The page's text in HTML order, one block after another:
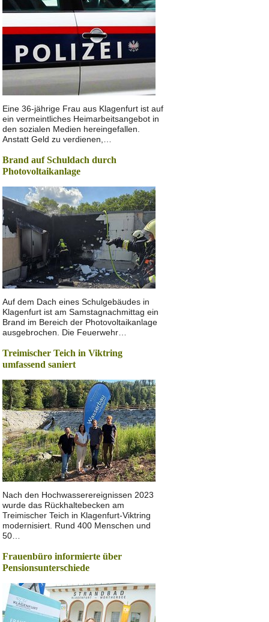
Eine 36-jährige Frau aus Klagenfurt ist auf
ein vermeintliches Heimarbeitsangebot in
den sozialen Medien hereingefallen.
Anstatt Geld zu verdienen,…
Brand auf Schuldach durch
Photovoltaikanlage
Auf dem Dach eines Schulgebäudes in
Klagenfurt ist am Samstagnachmittag ein
Brand im Bereich der Photovoltaikanlage
ausgebrochen. Die Feuerwehr…
Treimischer Teich in Viktring
umfassend saniert
Nach den Hochwasserereignissen 2023
wurde das Rückhaltebecken am
Treimischer Teich in Klagenfurt-Viktring
modernisiert. Rund 400 Menschen und
50…
Frauenbüro informierte über
Pensionsunterschiede